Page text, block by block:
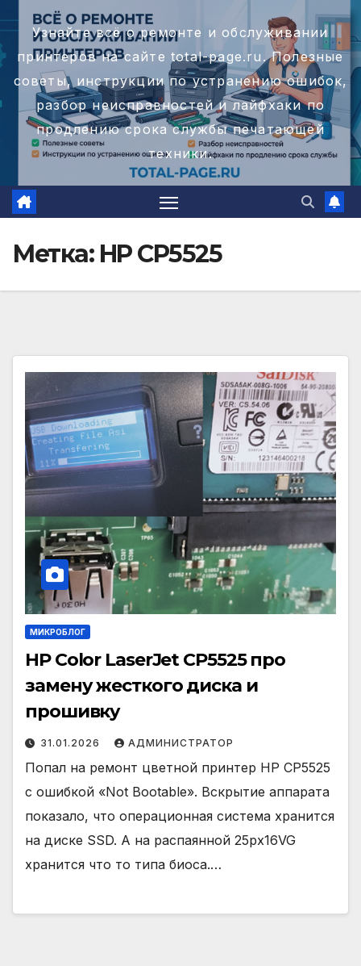
Перейти
к
содержимому
Узнайте всё о ремонте и обслуживании
принтеров на сайте total-page.ru. Полезные
советы, инструкции по устранению ошибок,
разбор неисправностей и лайфхаки по
продлению срока службы печатающей
техники.
Метка: HP CP5525
МИКРОБЛОГ
HP Color LaserJet CP5525 про
замену жесткого диска и
прошивку
31.01.2026 АДМИНИСТРАТОР
Попал на ремонт цветной принтер HP CP5525
с ошибкой «Not Bootable». Вскрытие аппарата
показало, что операционная система хранится
на диске SSD. А на распаянной 25px16VG
хранится что то типа биоса.…